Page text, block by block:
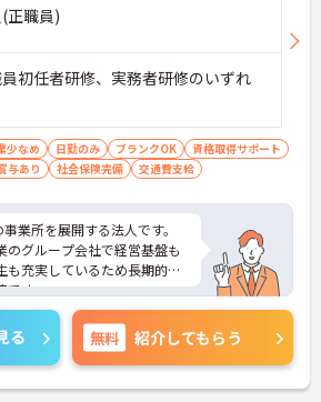
が徹底されており、安心して
す】
ミーティングを行い、お客様
やかに共有する仕組みがあり
えて相談しやすい雰囲気の
にお互いをフォローし合えま
です】
日のリフレッシュ休暇も取
の疲労をしっかり回復できま
用制度で70歳まで勤務可能で
わって無理なく長く続けられ
希望を尊重し、自分らしくキ
す】
正職員)
初任者研修、実務者研修のいずれ
少なめ 日勤のみ ブランクOK
資格取得サポート
与あり 社会保険完備 交通費支給
業所を展開する法人です。
のグループ会社で経営基盤も
も充実しているため長期的な
です。
度が整っているので、経験が
方も高い目標をもって仕事
ます◎
接対策ポイントなど、さらに
すのでお気軽にご相談くださ
る 無料 紹介してもらう